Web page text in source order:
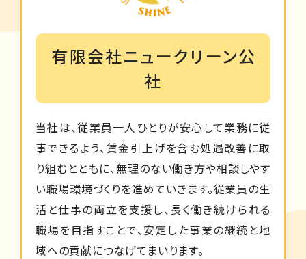
有限会社ニュークリーン公
社
当社は、従業員一人ひとりが安心して業務に従
事できるよう、賃金引上げを含む処遇改善に取
り組むとともに、無理のない働き方や相談しやす
い職場環境づくりを進めていきます。従業員の生
活と仕事の両立を支援し、長く働き続けられる
職場を目指すことで、安定した事業の継続と地
域への貢献につなげてまいります。